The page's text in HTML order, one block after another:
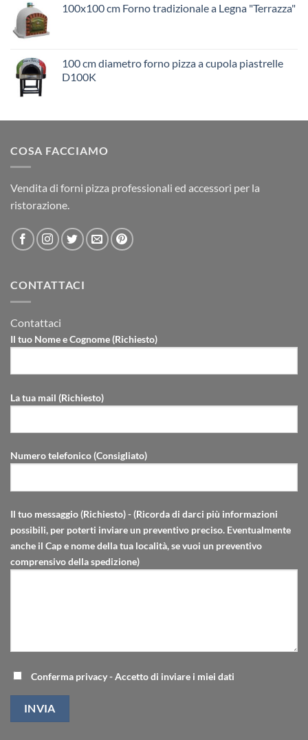
100x100 cm Forno tradizionale a Legna "Terrazza"
100 cm diametro forno pizza a cupola piastrelle
D100K
COSA FACCIAMO
Vendita di forni pizza professionali ed accessori per la
ristorazione.
CONTATTACI
Contattaci
Il tuo Nome e Cognome (Richiesto)
La tua mail (Richiesto)
Numero telefonico (Consigliato)
Il tuo messaggio (Richiesto) - (Ricorda di darci più informazioni
possibili, per poterti inviare un preventivo preciso. Eventualmente
anche il Cap e nome della tua località, se vuoi un preventivo
comprensivo della spedizione)
Conferma privacy - Accetto di inviare i miei dati